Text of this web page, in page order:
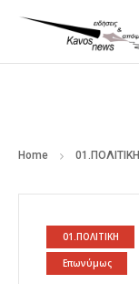
Home 01.ΠΟΛΙΤΙΚΗ
01.ΠΟΛΙΤΙΚΗ
Επωνύμως